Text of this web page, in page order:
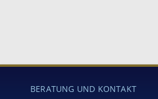
BERATUNG UND KONTAKT